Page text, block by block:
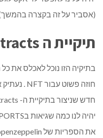
(אסביר על זה בקצרה
תיקיית ה contracts
בתיקיה הזו נוכל לאכלס את כל
את הספריות של openzeppelin. (אם עוד לא עשיתם זאת)